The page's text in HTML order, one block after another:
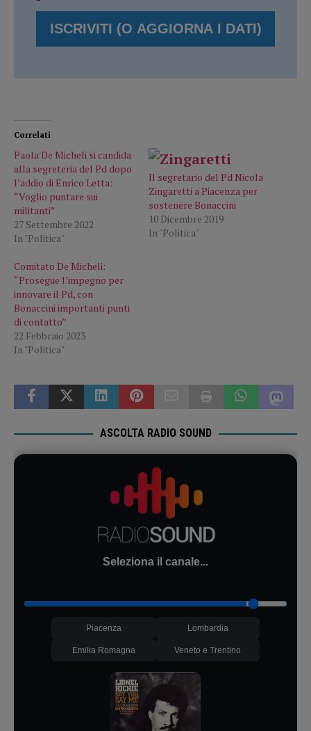
Correlati
Paola De Micheli si candida
alla segreteria del Pd dopo
l’addio di Enrico Letta:
“Voglio puntare sui
militanti”
27 Settembre 2022
In "Politica"
Il segretario del Pd Nicola
Zingaretti a Piacenza per
sostenere Bonaccini
10 Dicembre 2019
In "Politica"
Comitato De Micheli:
“Prosegue l’impegno per
innovare il Pd, con
Bonaccini importanti punti
di contatto”
22 Febbraio 2023
In "Politica"
ASCOLTA RADIO SOUND
Seleziona il canale...
Piacenza Lombardia
Emilia Romagna Veneto e Trentino